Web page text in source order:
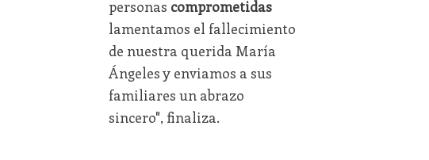
personas comprometidas
lamentamos el fallecimiento
de nuestra querida María
Ángeles y enviamos a sus
familiares un abrazo
sincero", finaliza.